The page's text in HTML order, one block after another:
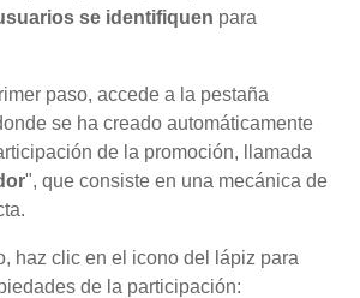
se identifiquen para
paso, accede a la pestaña
se ha creado automáticamente
de la promoción, llamada
", que consiste en una mecánica de
haz clic en el icono del lápiz para
de la participación: